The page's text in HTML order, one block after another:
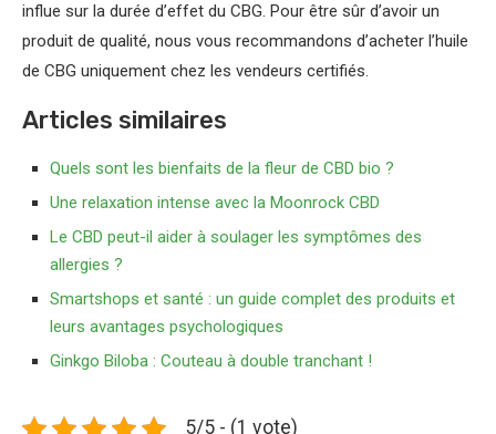
influe sur la durée d’effet du CBG. Pour être sûr d’avoir un
produit de qualité, nous vous recommandons d’acheter l’huile
de CBG uniquement chez les vendeurs certifiés.
Articles similaires
Quels sont les bienfaits de la fleur de CBD bio ?
Une relaxation intense avec la Moonrock CBD
Le CBD peut-il aider à soulager les symptômes des
allergies ?
Smartshops et santé : un guide complet des produits et
leurs avantages psychologiques
Ginkgo Biloba : Couteau à double tranchant !
5/5 - (1 vote)